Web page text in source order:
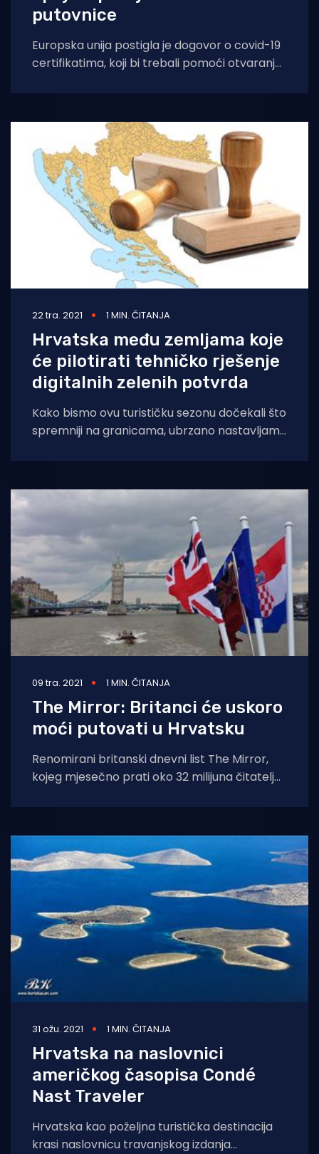
putovnice
Europska unija postigla je dogovor o covid-19
certifikatima, koji bi trebali pomoći otvaranju
22 tra. 2021 1 MIN. ČITANJA
Hrvatska među zemljama koje
će pilotirati tehničko rješenje
digitalnih zelenih potvrda
Kako bismo ovu turističku sezonu dočekali što
spremniji na granicama, ubrzano nastavljamo
ispunjavanje svih
09 tra. 2021 1 MIN. ČITANJA
The Mirror: Britanci će uskoro
moći putovati u Hrvatsku
Renomirani britanski dnevni list The Mirror,
kojeg mjesečno prati oko 32 milijuna čitatelja,
31 ožu. 2021 1 MIN. ČITANJA
Hrvatska na naslovnici
američkog časopisa Condé
Nast Traveler
Hrvatska kao poželjna turistička destinacija
krasi naslovnicu travanjskog izdanja